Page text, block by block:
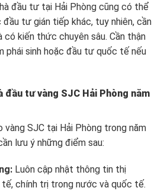
đầu tư tại Hải Phòng cũng có thể
tư gián tiếp khác, tuy nhiên, cần
có kiến thức chuyên sâu. Cần thận
phái sinh hoặc đầu tư quốc tế nếu
đầu tư vàng SJC Hải Phòng năm
vàng SJC tại Hải Phòng trong năm
lưu ý những điểm sau:
Luôn cập nhật thông tin thị
chính trị trong nước và quốc tế.